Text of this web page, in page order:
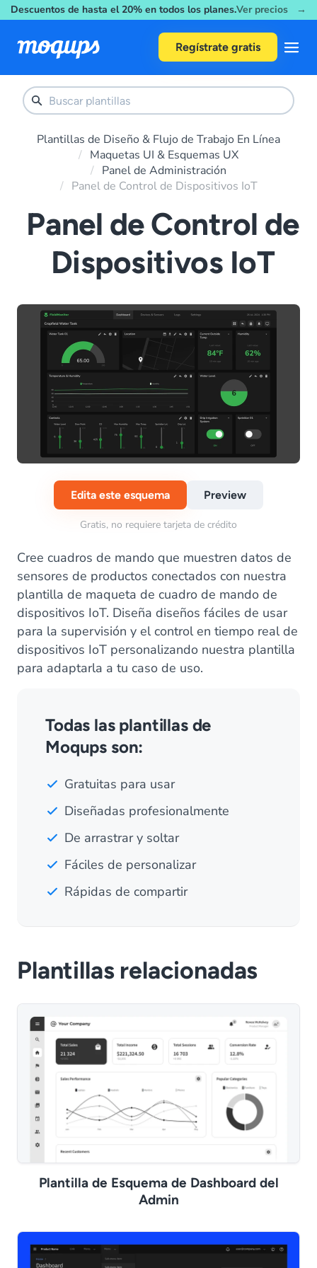
Skip to content
Descuentos de hasta el 20% en todos los planes.Ver precios →
Regístrate gratis
Plantillas de Diseño & Flujo de Trabajo En Línea
Maquetas UI & Esquemas UX
Panel de Administración
Panel de Control de Dispositivos IoT
Panel de Control de
Dispositivos IoT
Edita este esquema Preview
Gratis, no requiere tarjeta de crédito
Cree cuadros de mando que muestren datos de
sensores de productos conectados con nuestra
plantilla de maqueta de cuadro de mando de
dispositivos IoT. Diseña diseños fáciles de usar
para la supervisión y el control en tiempo real de
dispositivos IoT personalizando nuestra plantilla
para adaptarla a tu caso de uso.
Todas las plantillas de
Moqups son:
Gratuitas para usar
Diseñadas profesionalmente
De arrastrar y soltar
Fáciles de personalizar
Rápidas de compartir
Plantillas relacionadas
Plantilla de Esquema de Dashboard del
Admin